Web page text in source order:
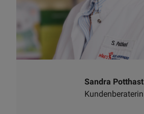
Sandra Potthast
Kundenberaterin